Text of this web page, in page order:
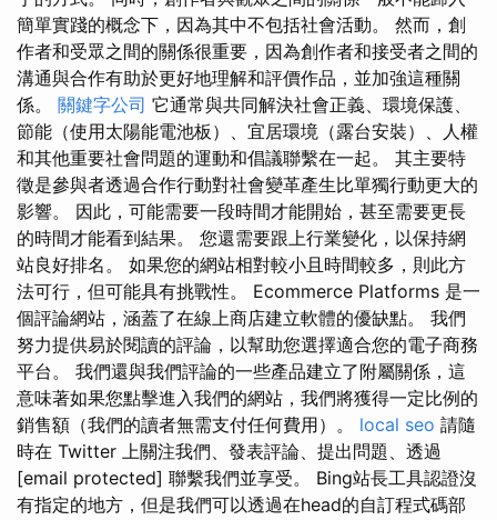
簡單實踐的概念下，因為其中不包括社會活動。 然而，創
作者和受眾之間的關係很重要，因為創作者和接受者之間的
溝通與合作有助於更好地理解和評價作品，並加強這種關
係。 關鍵字公司 它通常與共同解決社會正義、環境保護、
節能（使用太陽能電池板）、宜居環境（露台安裝）、人權
和其他重要社會問題的運動和倡議聯繫在一起。 其主要特
徵是參與者透過合作行動對社會變革產生比單獨行動更大的
影響。 因此，可能需要一段時間才能開始，甚至需要更長
的時間才能看到結果。 您還需要跟上行業變化，以保持網
站良好排名。 如果您的網站相對較小且時間較多，則此方
法可行，但可能具有挑戰性。 Ecommerce Platforms 是一
個評論網站，涵蓋了在線上商店建立軟體的優缺點。 我們
努力提供易於閱讀的評論，以幫助您選擇適合您的電子商務
平台。 我們還與我們評論的一些產品建立了附屬關係，這
意味著如果您點擊進入我們的網站，我們將獲得一定比例的
銷售額（我們的讀者無需支付任何費用）。 local seo 請隨
時在 Twitter 上關注我們、發表評論、提出問題、透過
[email protected] 聯繫我們並享受。 Bing站長工具認證沒
有指定的地方，但是我們可以透過在head的自訂程式碼部